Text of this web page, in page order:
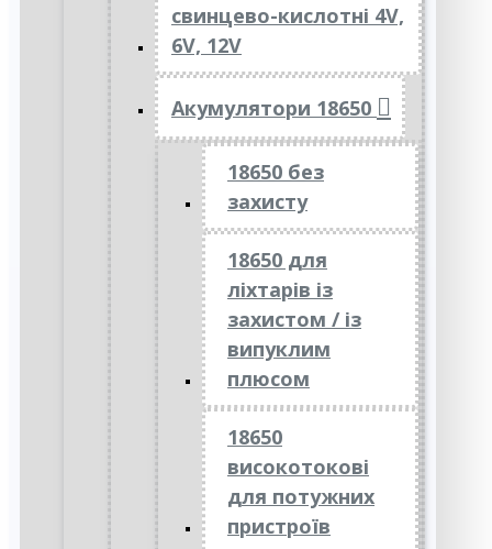
свинцево-кислотні 4V,
6V, 12V
Акумулятори 18650
18650 без
захисту
18650 для
ліхтарів із
захистом / із
випуклим
плюсом
18650
високотокові
для потужних
пристроїв